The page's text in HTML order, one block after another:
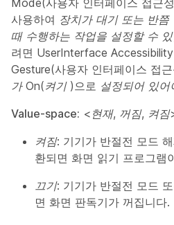
Mode(사용자 인터페이스 접근
사용하여 장치가 대기 또는 반
때 수행하는 작업을 설정할 수
려면 UserInterface
Gesture(사용자 인터페이스 접
가 On(켜기)으로 설정되어 있어
Value-space: < 현재, 꺼짐, 켜짐
켜짐: 기기가 반절전 모드
환되면 화면 읽기 프로그램
끄기: 기기가 반절전 모드
면 화면 판독기가 꺼집니다.